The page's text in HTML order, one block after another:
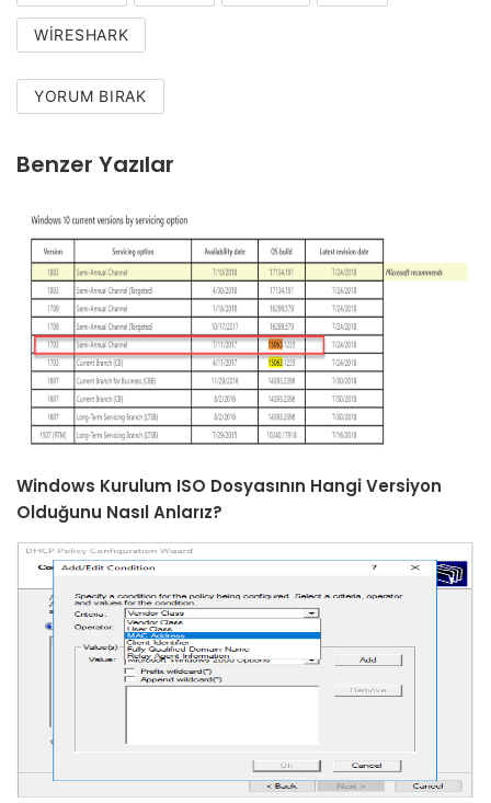
WIRESHARK
YORUM BIRAK
Benzer Yazılar
Windows Kurulum ISO Dosyasının Hangi Versiyon
Olduğunu Nasıl Anlarız?